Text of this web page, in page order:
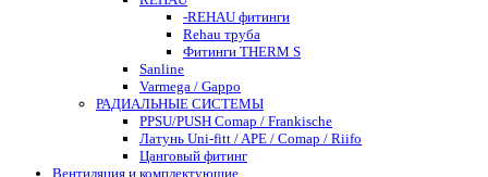
-REHAU фитинги
Rehau труба
Фитинги THERM S
Sanline
Varmega / Gappo
РАДИАЛЬНЫЕ СИСТЕМЫ
PPSU/PUSH Comap / Frankische
Латунь Uni-fitt / APE / Comap / Riifo
Цанговый фитинг
Вентиляция и комплектующие